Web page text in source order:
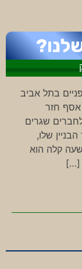
בתל אביב
חזר
שגרים
שלו,
קלה הוא
[…]